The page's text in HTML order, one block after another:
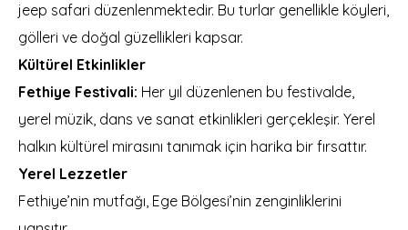
jeep safari düzenlenmektedir. Bu turlar genellikle köyleri,
gölleri ve doğal güzellikleri kapsar.
Kültürel Etkinlikler
Fethiye Festivali: Her yıl düzenlenen bu festivalde,
yerel müzik, dans ve sanat etkinlikleri gerçekleşir. Yerel
halkın kültürel mirasını tanımak için harika bir fırsattır.
Yerel Lezzetler
Fethiye’nin mutfağı, Ege Bölgesi’nin zenginliklerini